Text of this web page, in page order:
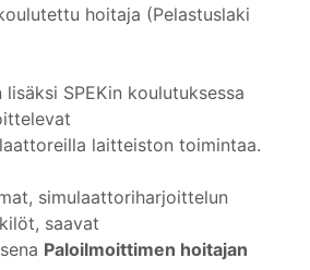
hoitaja (Pelastuslaki
SPEKin koulutuksessa
laitteiston toimintaa.
simulaattoriharjoittelun
saavat
Paloilmoittimen hoitajan